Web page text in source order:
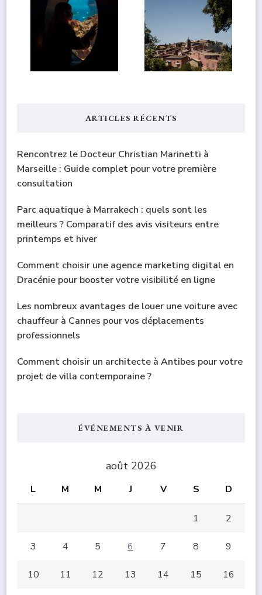
ARTICLES RÉCENTS
Rencontrez le Docteur Christian Marinetti à
Marseille : Guide complet pour votre première
consultation
Parc aquatique à Marrakech : quels sont les
meilleurs ? Comparatif des avis visiteurs entre
printemps et hiver
Comment choisir une agence marketing digital en
Dracénie pour booster votre visibilité en ligne
Les nombreux avantages de louer une voiture avec
chauffeur à Cannes pour vos déplacements
professionnels
Comment choisir un architecte à Antibes pour votre
projet de villa contemporaine ?
ÉVÉNEMENTS À VENIR
août 2026
L M M J V S D
1 2
3 4 5 6 7 8 9
10 11 12 13 14 15 16